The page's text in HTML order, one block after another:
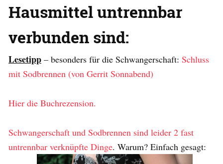
Hausmittel untrennbar
verbunden sind:
Lesetipp – besonders für die Schwangerschaft: Schluss
mit Sodbrennen (von Gerrit Sonnabend)
Hier die Buchrezension.
Schwangerschaft und Sodbrennen sind leider 2 fast
untrennbar verknüpfte Dinge. Warum? Einfach gesagt: